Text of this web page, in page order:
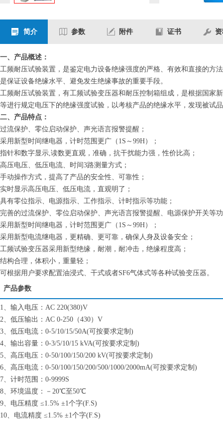
简介 参数 附件 证书
一、产品概述：
工频耐压试验装置，是鉴定电力设备绝缘强度的严格、有效和直接的方
是保证设备绝缘水平、避免发生绝缘事故的重要手段。
工频耐压试验装置，有工频试验变压器和耐压控制箱组成，是根据国家
等进行规定电压下的绝缘强度试验，以考核产品的绝缘水平，发现被试
二、产品特点：
过流保护、零位启动保护、声光语言报警提醒；
采用新型时间继电器，计时范围更广（1S～99H）；
指针和数字显示,读数更直观，准确，抗干扰能力强，性价比高；
高压电压、低压电流、时间3路测量方式；
手动操作方式，提高了产品的安全性、可靠性；
实时显示高压电压、低压电流，直观明了；
具有零位指示、电源指示、工作指示、计时指示等功能；
完善的过流保护、零位启动保护、声光语言报警提醒、电源保护开关等
采用新型时间继电器，计时范围更广（1S～99H）；
采用新型电流继电器，更精确、更可靠，确保人身及设备安全；
工频试验变压器采用新型绝缘，耐潮，耐冲击，绝缘程度高；
结构合理，体积小，重量轻；
可根据用户要求配置油浸式、干式或者SF6气体式等各种试验变压器。
产品参数
1、输入电压：AC 220(380)V
2、低压输出：AC 0-250（430）V
3、低压电流：0-5/10/15/50A(可按要求定制)
4、输出容量：0-3/5/10/15 kVA(可按要求定制)
5、高压电压：0-50/100/150/200 kV(可按要求定制)
6、高压电流：0-50/100/150/200/500/1000/2000mA(可按要求定制)
7、计时范围：0-9999S
8、环境温度：－20℃至50℃
9、电压精度 ≤1.5% ±1个字(F.S)
10、电流精度 ≤1.5% ±1个字(F.S)